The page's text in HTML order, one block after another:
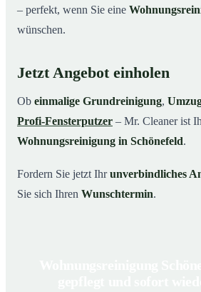
– perfekt, wenn Sie eine
wünschen.
Jetzt Angebot einholen
Ob einmalige Grundreinigung,
Profi-Fensterputzer – Mr. Cleaner ist
Wohnungsreinigung in Schönefeld.
Fordern Sie jetzt Ihrunverbindliches
Sie sich Ihren Wunschtermin.